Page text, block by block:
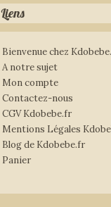
Liens
Bienvenue chez
A notre sujet
Mon compte
Contactez-nous
CGV Kdobebe.fr
Mentions Légales
Blog de Kdobebe.fr
Panier